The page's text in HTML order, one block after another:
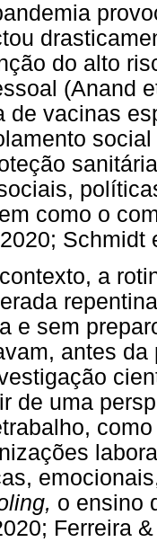
do alto
(Anand
de vacinas
como o
Schmidt
a
e sem
antes
de uma
o ensino
Ferreira